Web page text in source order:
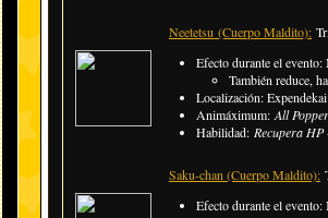
Neetetsu (Cuerpo Maldito):
Efecto durante el evento:
​También reduce,
Localización:
Animáximum:All
Habilidad: Recupera
Saku-chan (Cuerpo Maldito):
Efecto durante el evento: